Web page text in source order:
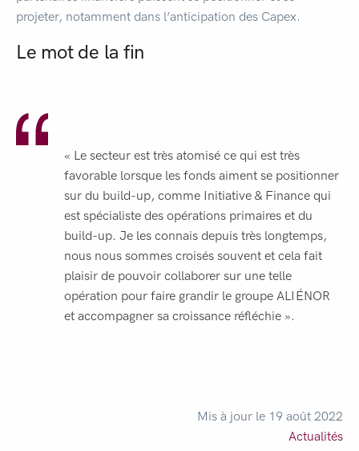
projeter, notamment dans l’anticipation des Capex.
Le mot de la fin
« Le secteur est très atomisé ce qui est très
favorable lorsque les fonds aiment se positionner
sur du build-up, comme Initiative & Finance qui
est spécialiste des opérations primaires et du
build-up. Je les connais depuis très longtemps,
nous nous sommes croisés souvent et cela fait
plaisir de pouvoir collaborer sur une telle
opération pour faire grandir le groupe ALIÉNOR
et accompagner sa croissance réfléchie ».
Mis à jour le 19 août 2022
Actualités